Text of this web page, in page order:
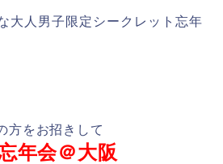
大人男子限定シークレット忘年
方をお招きして
年会＠大阪